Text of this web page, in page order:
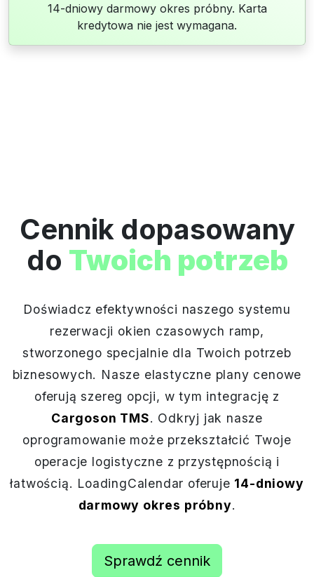
14-dniowy darmowy okres próbny. Karta
kredytowa nie jest wymagana.
Cennik dopasowany
do Twoich potrzeb
Doświadcz efektywności naszego systemu
rezerwacji okien czasowych ramp,
stworzonego specjalnie dla Twoich potrzeb
biznesowych. Nasze elastyczne plany cenowe
oferują szereg opcji, w tym integrację z
Cargoson TMS. Odkryj jak nasze
oprogramowanie może przekształcić Twoje
operacje logistyczne z przystępnością i
łatwością. LoadingCalendar oferuje 14-dniowy
darmowy okres próbny.
Sprawdź cennik